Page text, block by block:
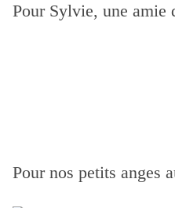
Pour Sylvie, une
Pour nos petits anges